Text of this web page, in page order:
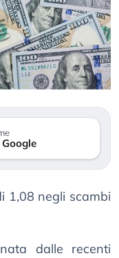
1,08 negli scambi
dalle recenti